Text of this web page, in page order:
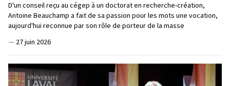
D'un conseil reçu au cégep à un doctorat en recherche-création,
Antoine Beauchamp a fait de sa passion pour les mots une vocation,
aujourd'hui reconnue par son rôle de porteur de la masse
— 27 juin 2026